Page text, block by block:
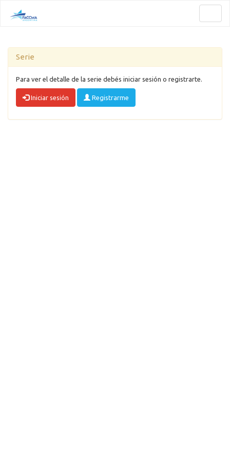
Serie
Para ver el detalle de la serie debés iniciar sesión o registrarte.
Iniciar sesión Registrarme